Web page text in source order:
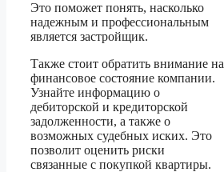
Это поможет понять, насколько
надежным и профессиональным
является застройщик.
Также стоит обратить внимание на
финансовое состояние компании.
Узнайте информацию о
дебиторской и кредиторской
задолженности, а также о
возможных судебных иских. Это
позволит оценить риски
связанные с покупкой квартиры.